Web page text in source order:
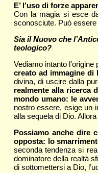
E’ l’uso di forze
Con la magia si esce
sconosciute. Può
Sia il Nuovo che
teologico?
Vediamo intanto
creato ad immagine di
divina, di uscire dalla
realmente alla ricerca
mondo umano: le
nostro essere, esige un
alla sequela di Dio.
Possiamo anche dire
opposta: lo
seconda tendenza si
dominatore della realtà
di sottomettersi a Dio,